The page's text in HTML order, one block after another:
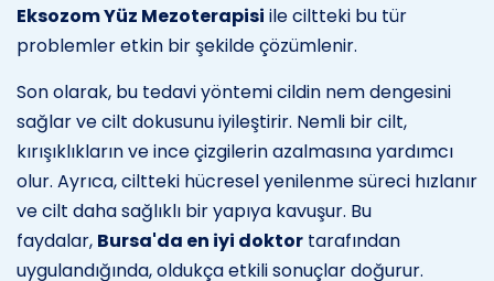
Eksozom Yüz Mezoterapisi ile ciltteki bu tür
problemler etkin bir şekilde çözümlenir.
Son olarak, bu tedavi yöntemi cildin nem dengesini
sağlar ve cilt dokusunu iyileştirir. Nemli bir cilt,
kırışıklıkların ve ince çizgilerin azalmasına yardımcı
olur. Ayrıca, ciltteki hücresel yenilenme süreci hızlanır
ve cilt daha sağlıklı bir yapıya kavuşur. Bu
faydalar, Bursa'da en iyi doktor tarafından
uygulandığında, oldukça etkili sonuçlar doğurur.